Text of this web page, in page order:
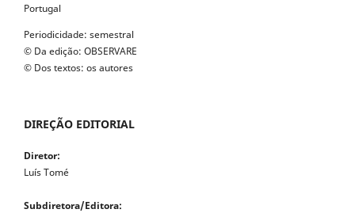
Portugal
Periodicidade: semestral
© Da edição: OBSERVARE
© Dos textos: os autores
DIREÇÃO EDITORIAL
Diretor:
Luís Tomé
Subdiretora/Editora: